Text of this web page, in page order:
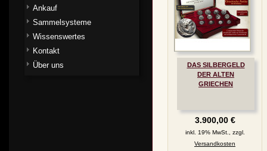
DAS SILBERGELD
DER ALTEN
GRIECHEN
3.900,00 €
inkl. 19% MwSt., zzgl.
Versandkosten
Ankauf
Sammelsysteme
Wissenswertes
Kontakt
Über uns